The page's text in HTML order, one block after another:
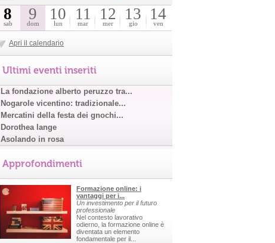
8
sab
9
dom
10
lun
11
mar
12
mer
13
gio
14
ven
Apri il calendario
Ultimi eventi inseriti
La fondazione alberto peruzzo tra...
Nogarole vicentino: tradizionale...
Mercatini della festa dei gnochi...
Dorothea lange
Asolando in rosa
Approfondimenti
Formazione online: i
vantaggi per i...
Un investimento per il futuro
professionale
Nel contesto lavorativo
odierno, la formazione online è
diventata un elemento
fondamentale per il...